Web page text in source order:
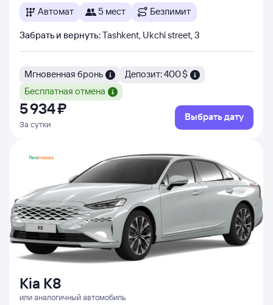
Автомат 5 мест Безлимит
Забрать и вернуть:Tashkent, Ukchi street, 3
Мгновенная бронь
Депозит: 400 $
Бесплатная отмена
5 ⁠934 ⁠₽
За сутки
Выбрать дату
Kia K8
или аналогичный автомобиль